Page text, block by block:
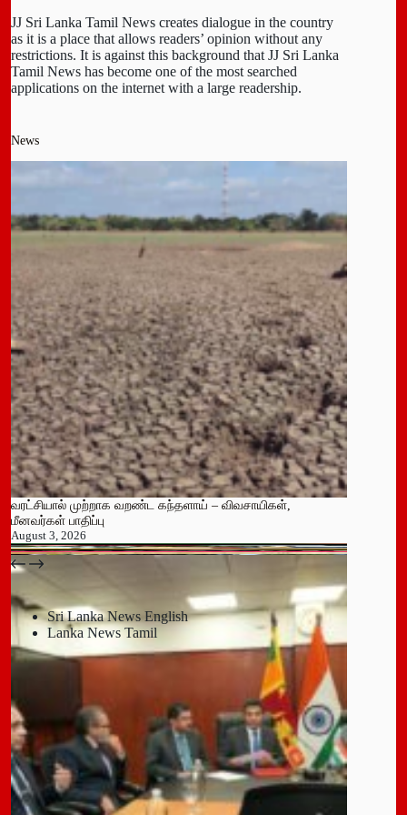
JJ Sri Lanka Tamil News creates dialogue in the country
as it is a place that allows readers’ opinion without any
restrictions. It is against this background that JJ Sri Lanka
Tamil News has become one of the most searched
applications on the internet with a large readership.
News
வரட்சியால் முற்றாக வறண்ட கந்தளாய் – விவசாயிகள்,
மீனவர்கள் பாதிப்பு
August 3, 2026
பதுளை மாநகர சபையின் NPP உறுப்பினர் திடீர் ராஜினாமா!
July 14, 2026
Sri Lanka News English
Lanka News Tamil
Leave a Reply
You must be
logged into post a comment.